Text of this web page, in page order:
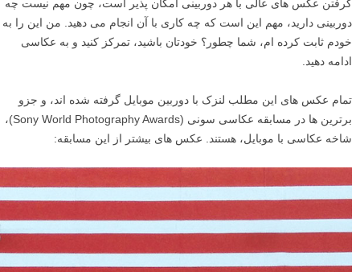
گرفتن عکس های عالی با هر دوربینی امکان پذیر است، چون مهم نیست چه
دوربینی دارید، مهم این است که چه کاری با آن انجام می دهید. من این را به
خودم ثابت کرده ام، شما چطور؟ خودتان باشید، تمرکز کنید و به عکاسی
ادامه دهید.
تمام عکس های این مطلب لنزک با دوربین موبایل گرفته شده اند، و جزو
برترین ها در مسابقه عکاسی سونی (Sony World Photography Awards)،
شاخه عکاسی با موبایل، هستند. عکس های بیشتر از این مسابقه: